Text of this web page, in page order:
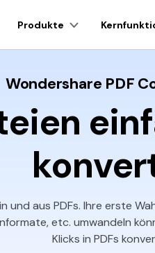
Produkte
PDFelement
Persönliche Benutzer
PDF Konvertieren
PDF Komprimieren
Technische Daten
Benutzerhandbuch
Kontakt Support
Wondershare PDF
und aus PDFs. Ihre erste
etc. umwandeln
Klicks in PDFs